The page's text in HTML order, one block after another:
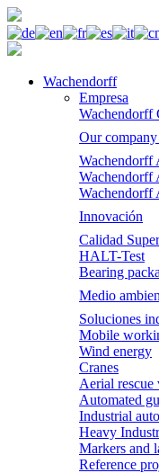
Wachendorff
Empresa
Wachendorff
Our
Wachendorff
Wachendorff
Wachendorff
Innovación
Calidad
HALT-Test
Bearing
Medio
Soluciones
Mobile
Wind energy
Cranes
Aerial rescue
Automated
Industrial
Heavy
Markers and
Reference